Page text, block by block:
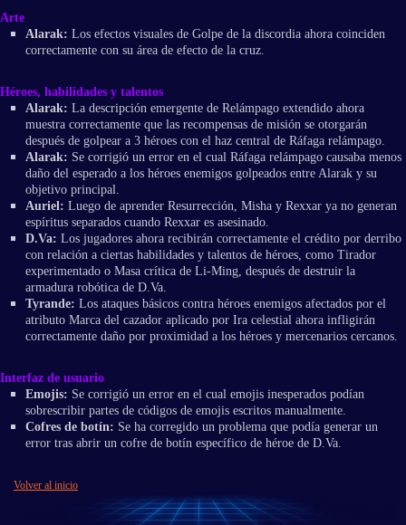
Arte
Alarak: Los efectos visuales de Golpe de la discordia ahora coinciden
correctamente con su área de efecto de la cruz.
Héroes, habilidades y talentos
Alarak: La descripción emergente de Relámpago extendido ahora
muestra correctamente que las recompensas de misión se otorgarán
después de golpear a 3 héroes con el haz central de Ráfaga relámpago.
Alarak: Se corrigió un error en el cual Ráfaga relámpago causaba menos
daño del esperado a los héroes enemigos golpeados entre Alarak y su
objetivo principal.
Auriel: Luego de aprender Resurrección, Misha y Rexxar ya no generan
espíritus separados cuando Rexxar es asesinado.
D.Va: Los jugadores ahora recibirán correctamente el crédito por derribo
con relación a ciertas habilidades y talentos de héroes, como Tirador
experimentado o Masa crítica de Li-Ming, después de destruir la
armadura robótica de D.Va.
Tyrande: Los ataques básicos contra héroes enemigos afectados por el
atributo Marca del cazador aplicado por Ira celestial ahora infligirán
correctamente daño por proximidad a los héroes y mercenarios cercanos.
Interfaz de usuario
Emojis: Se corrigió un error en el cual emojis inesperados podían
sobrescribir partes de códigos de emojis escritos manualmente.
Cofres de botín: Se ha corregido un problema que podía generar un
error tras abrir un cofre de botín específico de héroe de D.Va.
Volver al inicio